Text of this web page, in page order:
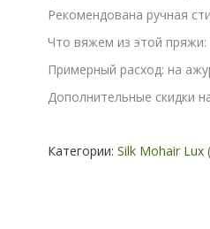
Рекомендована ручная
Что вяжем из этой
Примерный расход: на
Дополнительные скидки
Категории: Silk Mohair Lux